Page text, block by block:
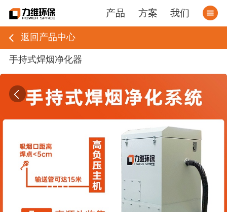
产品 方案 我们
返回产品中心
手持式焊烟净化器